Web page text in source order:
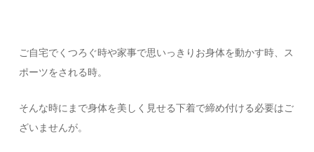
ご自宅でくつろぐ時や家事で思いっきりお身体を動かす時、ス
ポーツをされる時。
そんな時にまで身体を美しく見せる下着で締め付ける必要はご
ざいませんが。